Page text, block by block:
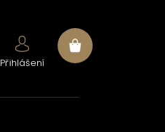
Přihlášení
Nákupní